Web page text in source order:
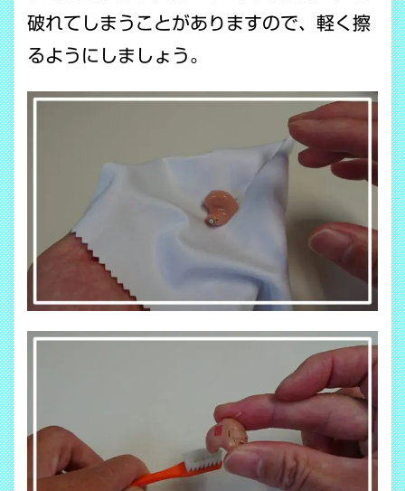
破れてしまうことがありますので、軽く擦
るようにしましょう。